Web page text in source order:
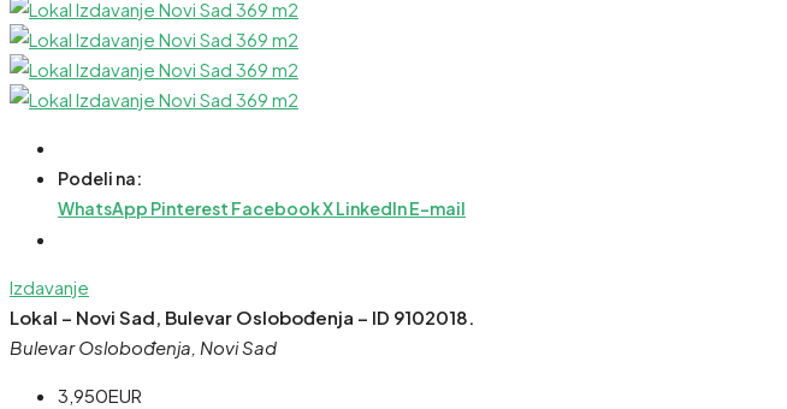
Podeli na:
WhatsApp Pinterest FacebookXLinkedInE-mail
Izdavanje
Lokal – Novi Sad, Bulevar Oslobođenja – ID 9102018.
Bulevar Oslobođenja, Novi Sad
3,950EUR